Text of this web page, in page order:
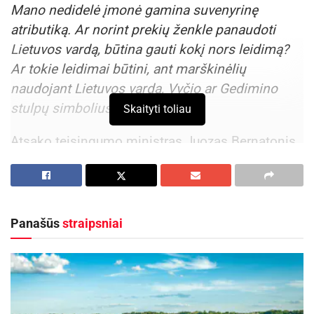
Mano nedidelė įmonė gamina suvenyrinę
atributiką. Ar norint prekių ženkle panaudoti
Lietuvos vardą, būtina gauti kokį nors leidimą?
Ar tokie leidimai būtini, ant marškinėlių
naudojant Lietuvos vardą, Vyčio ar Gedimino
stulpų simbolius?
Atsako teisingumo ministras Juozas Bernatonis
Bet koks oficialių Lietuvos simbolių naudojimas
ir kt.) turi būti pagarbus ir nežeminti Lietuvos
valstybės.
Leidimų naudoti Lietuvos valstybės simbolius
tvarka taikoma, kai siekiama prekių ženklo ar
dizaino teisinės apsaugos, kuri suteikia teisę
Skaityti toliau
Panašūsstraipsniai